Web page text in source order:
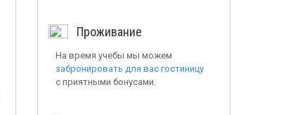
Проживание
На время учебы мы можем
забронировать для вас гостиницу
с приятными бонусами.